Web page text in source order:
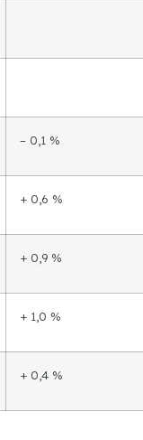
– 0,1 %
+ 0,6 %
+ 0,9 %
+ 1,0 %
+ 0,4 %